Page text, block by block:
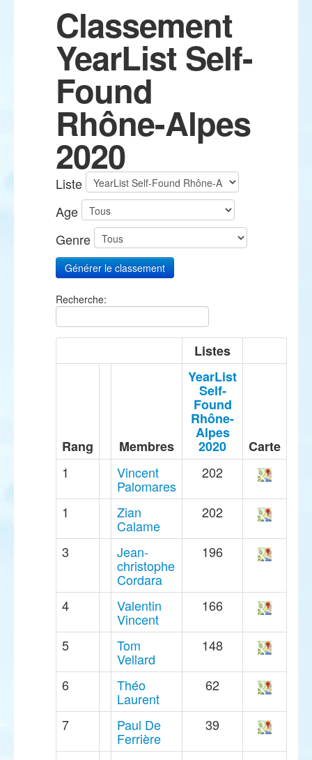
Classement
YearList Self-
Found
Rhône-Alpes
2020
Liste
Age
Genre
Recherche:
Listes
Rang Membres
YearList
Self-
Found
Rhône-
Alpes
2020
Carte
1
Vincent
Palomares
202
1 Zian
Calame
202
3 Jean-
christophe
Cordara
196
4 Valentin
Vincent
166
5 Tom
Vellard
148
6 Théo
Laurent
62
7 Paul De
Ferrière
39